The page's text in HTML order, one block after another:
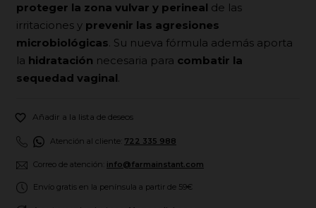
proteger la zona vulvar y perineal de las
irritaciones y prevenir las agresiones
microbiológicas. Su nueva fórmula además aporta
la hidratación necesaria para combatir la
sequedad vaginal.
 Añadir a la lista de deseos
Atención al cliente: 722 335 988
Correo de atención: info@farmainstant.com
Envío gratis en la península a partir de 59€